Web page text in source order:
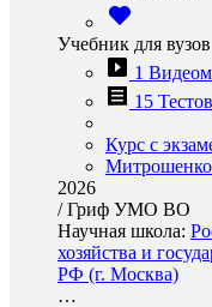
Учебник для вузов
1
15 Тестов
Курс с
2026
/Гриф УМО ВО
Научная школа:
хозяйства и
РФ (г. Москва)
…